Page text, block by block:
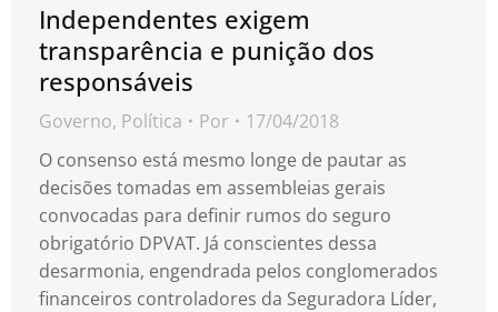
Independentes exigem
transparência e punição dos
responsáveis
Governo, Política Por
17/04/2018
O consenso está mesmo longe de pautar as
decisões tomadas em assembleias gerais
convocadas para definir rumos do seguro
obrigatório DPVAT. Já conscientes dessa
desarmonia, engendrada pelos conglomerados
financeiros controladores da Seguradora Líder,